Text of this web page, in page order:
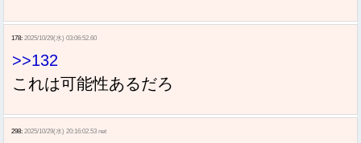
178: 2025/10/29(水) 03:06:52.60
>>132
これは可能性あるだろ
298: 2025/10/29(水) 20:16:02.53 net